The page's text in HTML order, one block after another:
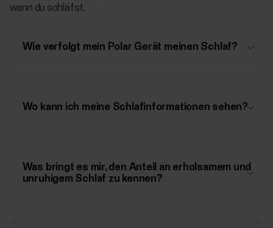
wann du schläfst.
Wie verfolgt mein Polar Gerät meinen Schlaf?
Wo kann ich meine Schlafinformationen sehen?
Was bringt es mir, den Anteil an erholsamem und
unruhigem Schlaf zu kennen?